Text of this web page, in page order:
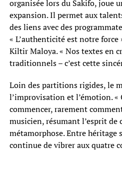
organisée lors du Sakifo, joue
expansion. Il permet aux
des liens avec des
« L’authenticité est notre
Kiltir Maloya. « Nos textes en
traditionnels – c’est cette
Loin des partitions rigides, le
l’improvisation et l’émotion.
commencer, rarement
musicien, résumant l’esprit de
métamorphose. Entre héritage
continue de vibrer aux quatre